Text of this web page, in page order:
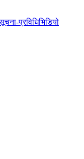
प्रविधिभिडियो